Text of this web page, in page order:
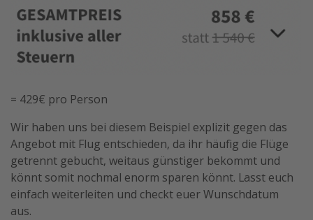
= 429€ pro Person
Wir haben uns bei diesem Beispiel explizit gegen das
Angebot mit Flug entschieden, da ihr häufig die Flüge
getrennt gebucht, weitaus günstiger bekommt und
könnt somit nochmal enorm sparen könnt. Lasst euch
einfach weiterleiten und checkt euer Wunschdatum
aus.